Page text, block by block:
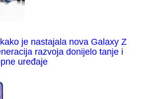
je nastajala nova Galaxy Z
razvoja donijelo tanje i
uređaje